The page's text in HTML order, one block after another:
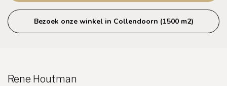
Bezoek onze winkel in Collendoorn (1500 m2)
Rene Houtman